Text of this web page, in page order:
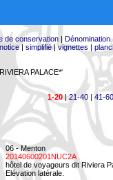
de conservation| Dénomination
notice| simplifié|vignettes |
PALACE*'
1-20|21-40 | 41-60
06 - Menton
20140600201NUC2A
hôtel de voyageurs dit Riviera
Elévation latérale.